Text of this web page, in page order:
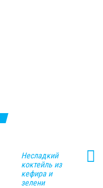
Несладкий
коктейль из
кефира и
зелени